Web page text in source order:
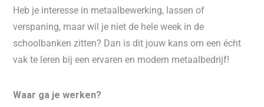
Heb je interesse in metaalbewerking, lassen of
verspaning, maar wil je niet de hele week in de
schoolbanken zitten? Dan is dit jouw kans om een écht
vak te leren bij een ervaren en modern metaalbedrijf!
Waar ga je werken?